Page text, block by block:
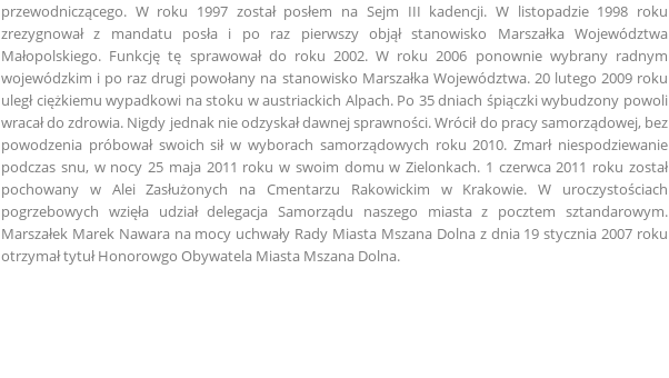
przewodniczącego. W roku 1997 został posłem na Sejm III kadencji. W listopadzie 1998 roku
zrezygnował z mandatu posła i po raz pierwszy objął stanowisko Marszałka Województwa
Małopolskiego. Funkcję tę sprawował do roku 2002. W roku 2006 ponownie wybrany radnym
wojewódzkim i po raz drugi powołany na stanowisko Marszałka Województwa. 20 lutego 2009 roku
uległ ciężkiemu wypadkowi na stoku w austriackich Alpach. Po 35 dniach śpiączki wybudzony powoli
wracał do zdrowia. Nigdy jednak nie odzyskał dawnej sprawności. Wrócił do pracy samorządowej, bez
powodzenia próbował swoich sił w wyborach samorządowych roku 2010. Zmarł niespodziewanie
podczas snu, w nocy 25 maja 2011 roku w swoim domu w Zielonkach. 1 czerwca 2011 roku został
pochowany w Alei Zasłużonych na Cmentarzu Rakowickim w Krakowie. W uroczystościach
pogrzebowych wzięła udział delegacja Samorządu naszego miasta z pocztem sztandarowym.
Marszałek Marek Nawara na mocy uchwały Rady Miasta Mszana Dolna z dnia 19 stycznia 2007 roku
otrzymał tytuł Honorowgo Obywatela Miasta Mszana Dolna.